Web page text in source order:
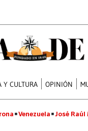
Y CULTURA OPINIÓN
Venezuela José